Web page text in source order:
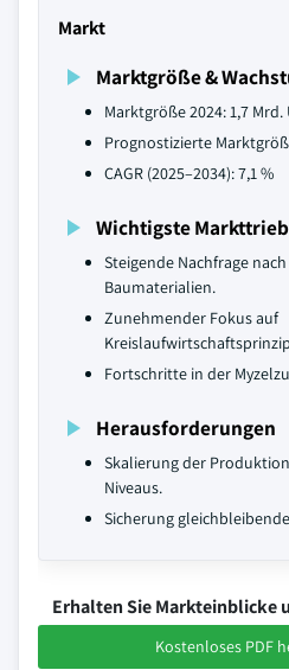
Markt
Marktgröße &
Marktgröße 2024: 1,7 Mrd.
Prognostizierte
CAGR (2025–2034): 7,1 %
Wichtigste
Steigende Nachfrage
Baumaterialien.
Zunehmender Fokus auf
Fortschritte in der
Herausforderungen
Skalierung der
Niveaus.
Sicherung
Erhalten Sie Markteinblicke
Kostenloses PDF